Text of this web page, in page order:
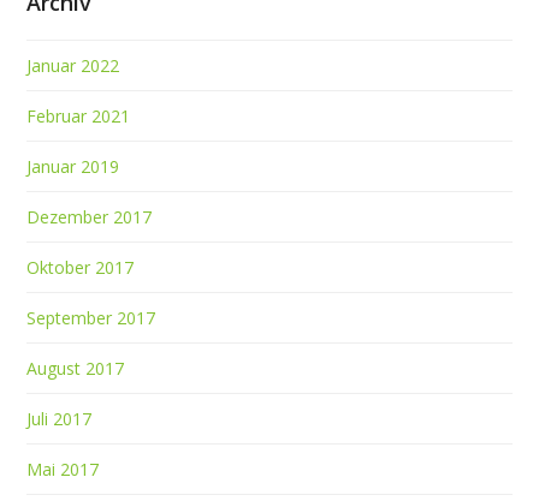
Januar 2022
Februar 2021
Januar 2019
Dezember 2017
Oktober 2017
September 2017
August 2017
Juli 2017
Mai 2017